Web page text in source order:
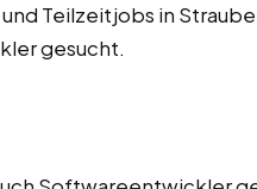
Teilzeitjobs in
gesucht.